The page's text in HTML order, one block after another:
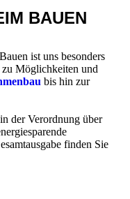
BAUEN
ist uns besonders
Möglichkeiten und
bis hin zur
der Verordnung über
finden Sie